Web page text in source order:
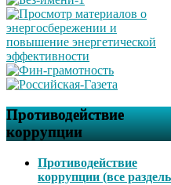
Противодействие
коррупции
Противодействие
коррупции (все